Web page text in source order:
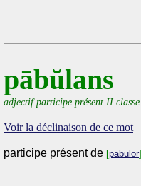
pābŭlans
adjectif participe présent II classe
Voir la déclinaison de ce mot
participe présent de [pabulor]